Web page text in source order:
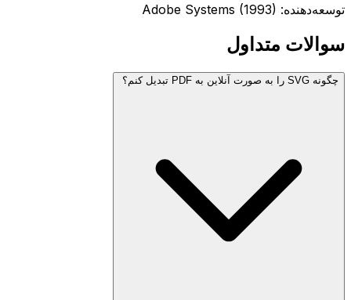
توسعه‌دهنده: Adobe Systems (1993)
سوالات متداول
چگونه SVG را به صورت آنلاین به PDF تبدیل کنم؟